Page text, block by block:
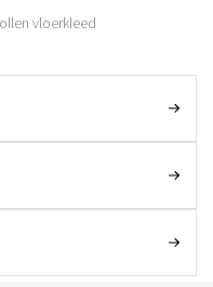
vloerkleed